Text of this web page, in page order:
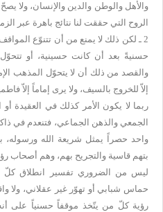
والأهل والوطن والدين والإنسان، ولا
الروح التي حققت لنا نتائج باهرة عبر
2 ـ لكن ذلك لا يمنع من أن تتنوّع
حسنيةً بعد أن كانت حسينية، أو
والقصد من ذلك أن لا يتحوّل المذهب
إلاّ للخروج بالسيف، ولا يرى إماماً إلاّ
ربما لا يكون الأمر كذلك في العقيدة
الجمعي والذهن الجماعي، فتنعدم في
واحد حصراً يمثل شريعة الله ورسوله،
بتهم قاسية والتجريح بهم، وهم أصحاب
ليس من الضروري تفسير انطلاق كلّ
حماس شبابي أو تهوّر غير عقلاني، ولا
رؤية كلّ من يتّخذ موقفاً حسنياً على